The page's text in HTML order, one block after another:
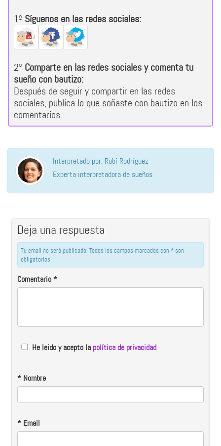
1º Síguenos en las redes sociales:
2º Comparte en las redes sociales y comenta tu
sueño con bautizo:
Después de seguir y compartir en las redes
sociales, publica lo que soñaste con bautizo en los
comentarios.
Interpretado por: Rubí Rodríguez
Experta interpretadora de sueños
Deja una respuesta
Tu email no será publicado. Todos los campos marcados con * son
obligatorios
Comentario*
He leido y acepto la política de privacidad
* Nombre
* Email